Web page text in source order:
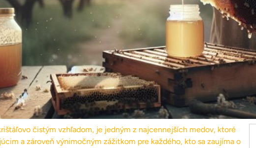
čistým vzhľadom, je jedným z najcennejších medov, ktoré
a zároveň výnimočným zážitkom pre každého, kto sa zaujíma o